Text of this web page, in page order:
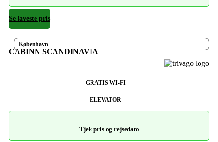
Se laveste pris
København
CABINN SCANDINAVIA
GRATIS WI-FI
ELEVATOR
Tjek pris og rejsedato